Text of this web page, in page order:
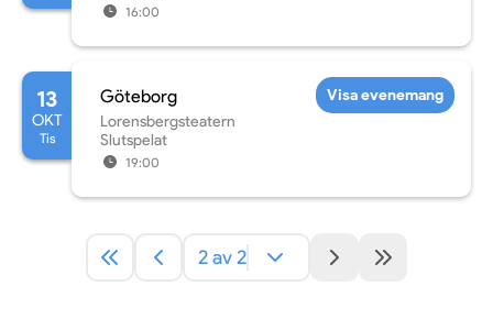
16:00
13
OKT
Tis
Göteborg
Lorensbergsteatern
Slutspelat
19:00
Visa evenemang
2 av 2